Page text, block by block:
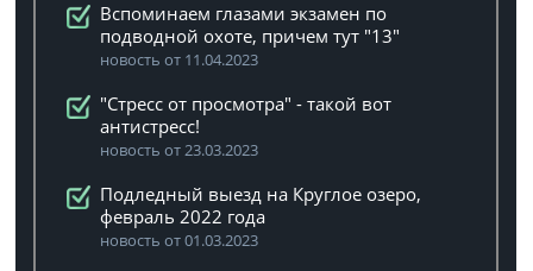
Вспоминаем глазами экзамен по
подводной охоте, причем тут "13"
новость от 11.04.2023
"Стресс от просмотра" - такой вот
антистресс!
новость от 23.03.2023
Подледный выезд на Круглое озеро,
февраль 2022 года
новость от 01.03.2023